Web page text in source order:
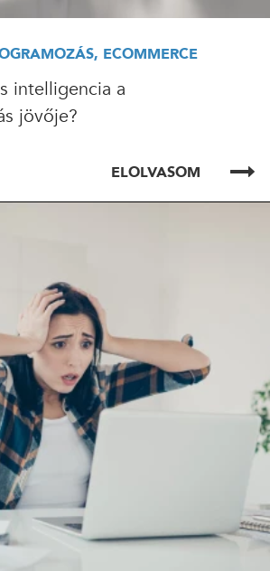
ECOMMERCE
intelligencia a
jövője?
ELOLVASOM
ELOLVASOM